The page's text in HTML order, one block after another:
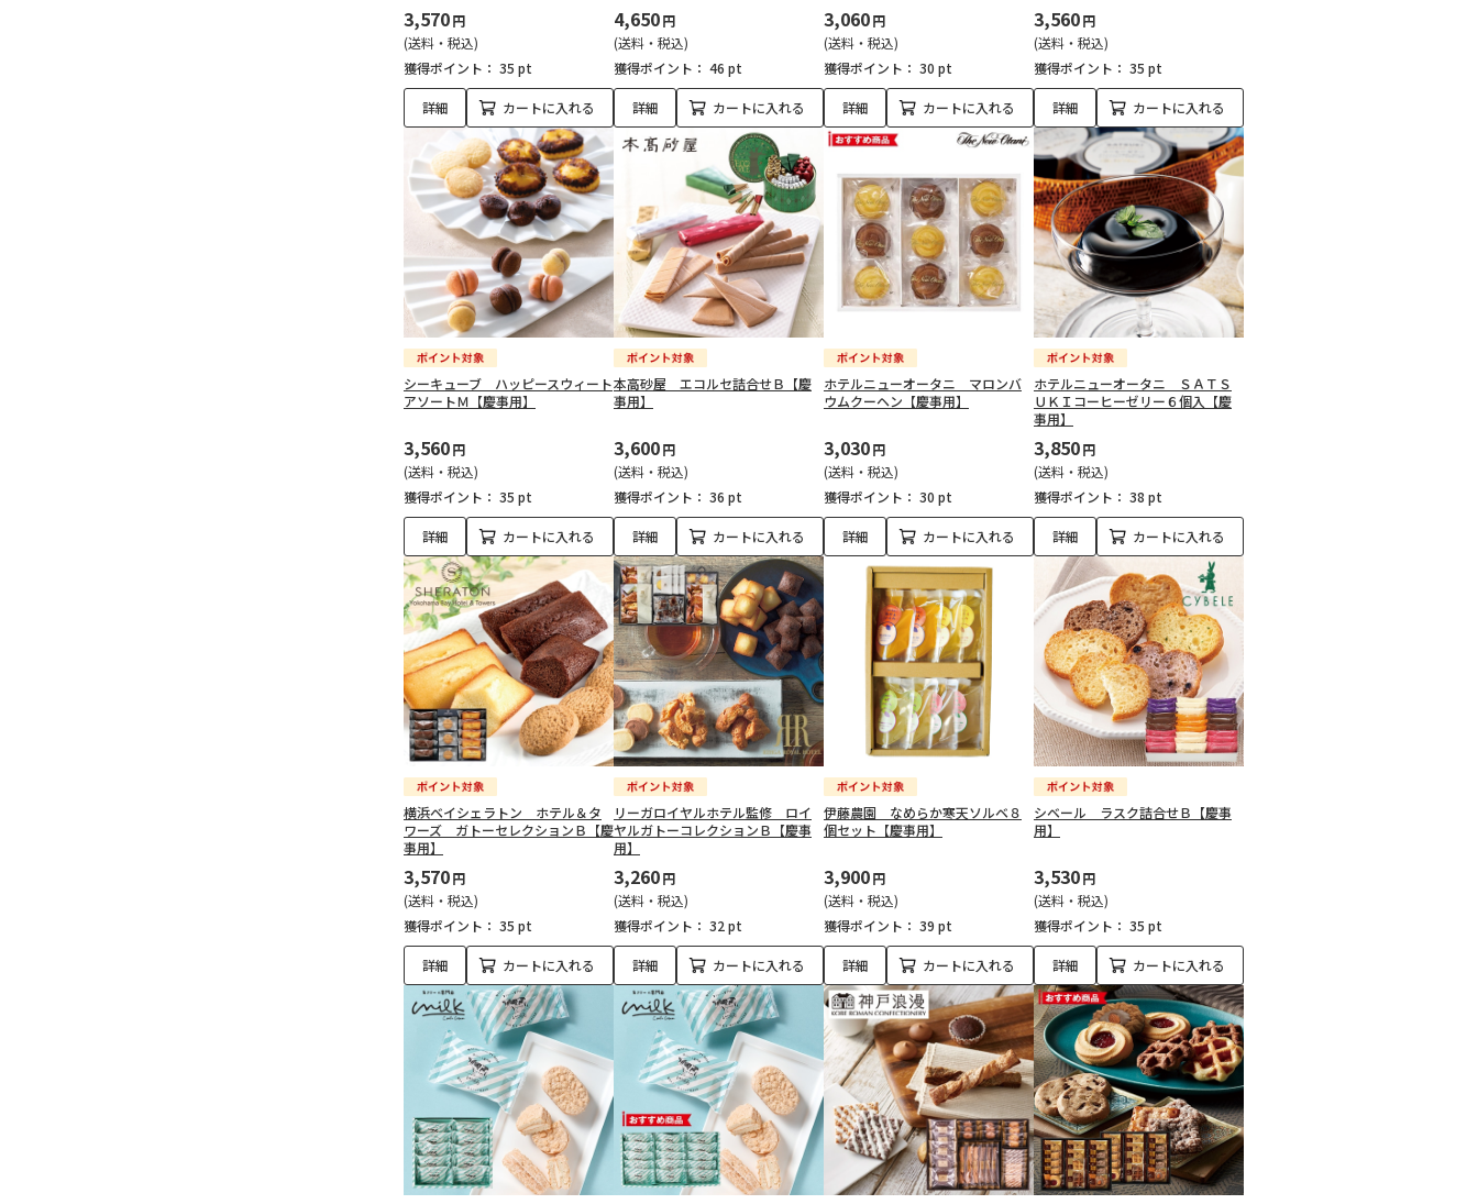
3,570円
(送料・税込)
獲得ポイント： 35 pt
詳細 カートに入れる
4,650円
(送料・税込)
獲得ポイント： 46 pt
詳細 カートに入れる
3,060円
(送料・税込)
獲得ポイント： 30 pt
詳細 カートに入れる
3,560円
(送料・税込)
獲得ポイント： 35 pt
詳細 カートに入れる
シーキューブ ハッピースウィート
アソートＭ【慶事用】
3,560円
(送料・税込)
獲得ポイント： 35 pt
詳細 カートに入れる
本高砂屋 エコルセ詰合せＢ【慶
事用】
3,600円
(送料・税込)
獲得ポイント： 36 pt
詳細 カートに入れる
ホテルニューオータニ マロンバ
ウムクーヘン【慶事用】
3,030円
(送料・税込)
獲得ポイント： 30 pt
詳細 カートに入れる
ホテルニューオータニ ＳＡＴＳ
ＵＫＩコーヒーゼリー６個入【慶
事用】
3,850円
(送料・税込)
獲得ポイント： 38 pt
詳細 カートに入れる
横浜ベイシェラトン ホテル＆タ
ワーズ ガトーセレクションＢ【慶
事用】
3,570円
(送料・税込)
獲得ポイント： 35 pt
詳細 カートに入れる
リーガロイヤルホテル監修 ロイ
ヤルガトーコレクションＢ【慶事
用】
3,260円
(送料・税込)
獲得ポイント： 32 pt
詳細 カートに入れる
伊藤農園 なめらか寒天ソルベ８
個セット【慶事用】
3,900円
(送料・税込)
獲得ポイント： 39 pt
詳細 カートに入れる
シベール ラスク詰合せＢ【慶事
用】
3,530円
(送料・税込)
獲得ポイント： 35 pt
詳細 カートに入れる